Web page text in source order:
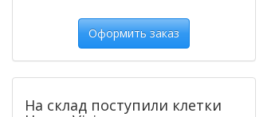
Оформить заказ
На склад поступили клетки